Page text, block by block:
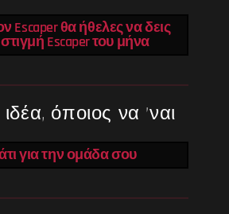
Escaper θα ήθελες να δεις
Escaper του μήνα
όποιος να ’ναι
για την ομάδα σου